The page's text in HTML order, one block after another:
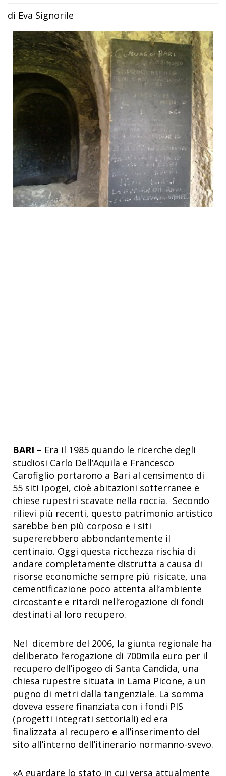
di Eva Signorile
BARI – Era il 1985 quando le ricerche degli
studiosi Carlo Dell’Aquila e Francesco
Carofiglio portarono a Bari al censimento di
55 siti ipogei, cioè abitazioni sotterranee e
chiese rupestri scavate nella roccia. Secondo
rilievi più recenti, questo patrimonio artistico
sarebbe ben più corposo e i siti
supererebbero abbondantemente il
centinaio. Oggi questa ricchezza rischia di
andare completamente distrutta a causa di
risorse economiche sempre più risicate, una
cementificazione poco attenta all’ambiente
circostante e ritardi nell’erogazione di fondi
destinati al loro recupero.
Nel dicembre del 2006, la giunta regionale ha
deliberato l’erogazione di 700mila euro per il
recupero dell’ipogeo di Santa Candida, una
chiesa rupestre situata in Lama Picone, a un
pugno di metri dalla tangenziale. La somma
doveva essere finanziata con i fondi PIS
(progetti integrati settoriali) ed era
finalizzata al recupero e all’inserimento del
sito all’interno dell’itinerario normanno-svevo.
«A guardare lo stato in cui versa attualmente